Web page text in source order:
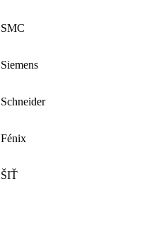
SMC
Siemens
Schneider
Fénix
ŠIŤ